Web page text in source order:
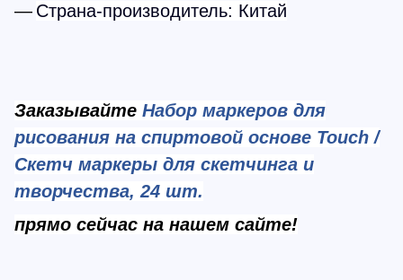
Страна-производитель: Китай
Заказывайте Набор маркеров для
рисования на спиртовой основе Touch /
Скетч маркеры для скетчинга и
творчества, 24 шт.
прямо сейчас на нашем сайте!